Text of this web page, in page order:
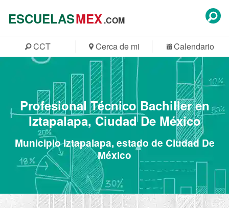
ESCUELASMEX.COM
CCT Cerca de mi Calendario
Profesional Técnico Bachiller en
Iztapalapa, Ciudad De México
Municipio Iztapalapa, estado de Ciudad De
México